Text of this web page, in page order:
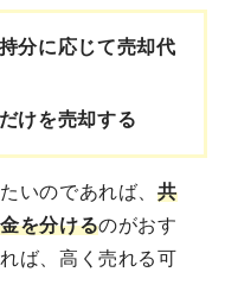
分に応じて売却代
けを売却する
いのであれば、共
を分けるのがおす
ば、高く売れる可